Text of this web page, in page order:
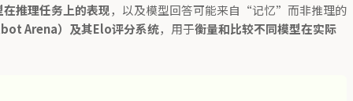
推理任务上的表现，以及模型回答可能来自“记忆”而非推理的
Arena）及其Elo评分系统，用于衡量和比较不同模型在实际